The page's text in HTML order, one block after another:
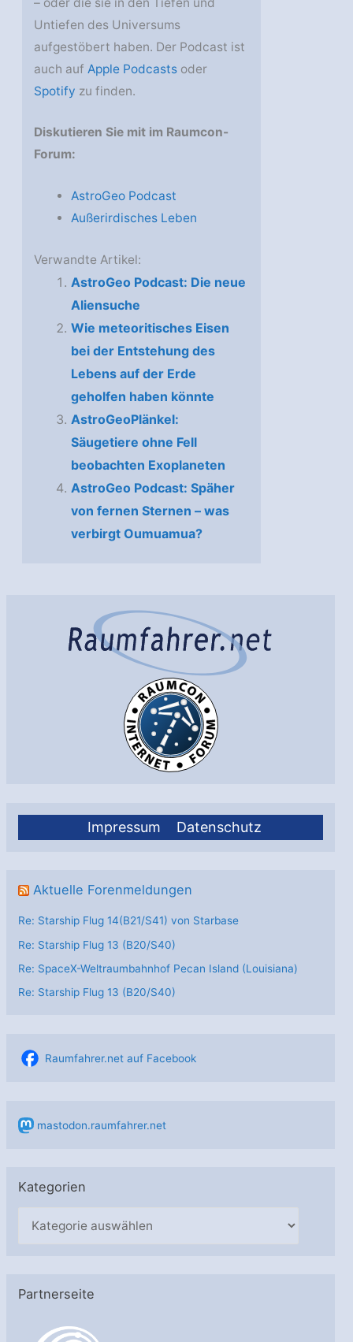
Impressum Datenschutz
Aktuelle Forenmeldungen
Re: Starship Flug 14(B21/S41) von Starbase
Re: Starship Flug 13 (B20/S40)
Re: SpaceX-Weltraumbahnhof Pecan Island (Louisiana)
Re: Starship Flug 13 (B20/S40)
Raumfahrer.net auf Facebook
mastodon.raumfahrer.net
Kategorien
g
Partnerseite
Untiefen des Universums
aufgestöbert haben. Der Podcast ist
auch auf Apple Podcasts oder
Spotify zu finden.
Diskutieren Sie mit im Raumcon-
Forum:
AstroGeo Podcast
Außerirdisches Leben
Verwandte Artikel:
AstroGeo Podcast: Die neue
Aliensuche
Wie meteoritisches Eisen
bei der Entstehung des
Lebens auf der Erde
geholfen haben könnte
AstroGeoPlänkel:
Säugetiere ohne Fell
beobachten Exoplaneten
AstroGeo Podcast: Späher
von fernen Sternen – was
verbirgt Oumuamua?